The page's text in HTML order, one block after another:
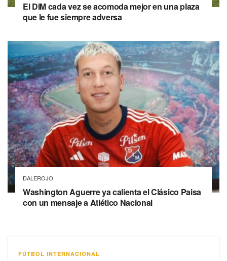
El DIM cada vez se acomoda mejor en una plaza
que le fue siempre adversa
DALEROJO
Washington Aguerre ya calienta el Clásico Paisa
con un mensaje a Atlético Nacional
FÚTBOL INTERNACIONAL